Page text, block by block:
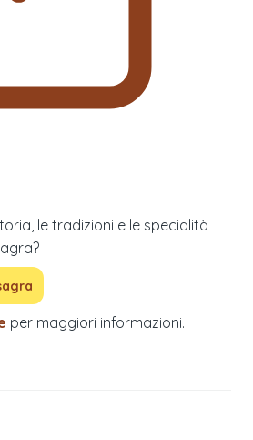
le tradizioni e le specialità
per maggiori informazioni.